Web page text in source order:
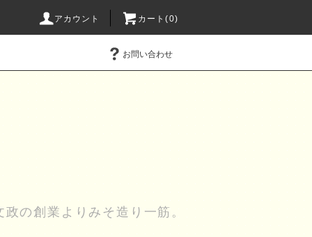
アカウント カート(0)
お問い合わせ
の創業よりみそ造り一筋。